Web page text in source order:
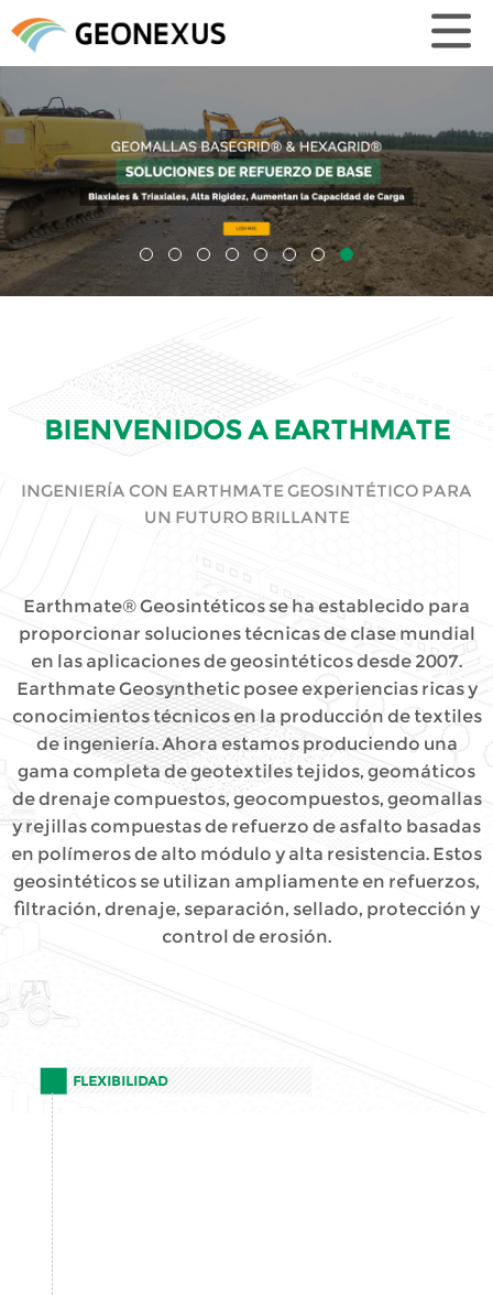
BIENVENIDOS A EARTHMATE
INGENIERÍA CON EARTHMATE GEOSINTÉTICO PARA
UN FUTURO BRILLANTE
Earthmate® Geosintéticos se ha establecido para
proporcionar soluciones técnicas de clase mundial
en las aplicaciones de geosintéticos desde 2007.
Earthmate Geosynthetic posee experiencias ricas y
conocimientos técnicos en la producción de textiles
de ingeniería. Ahora estamos produciendo una
gama completa de geotextiles tejidos, geomáticos
de drenaje compuestos, geocompuestos, geomallas
y rejillas compuestas de refuerzo de asfalto basadas
en polímeros de alto módulo y alta resistencia. Estos
geosintéticos se utilizan ampliamente en refuerzos,
filtración, drenaje, separación, sellado, protección y
control de erosión.
FLEXIBILIDAD